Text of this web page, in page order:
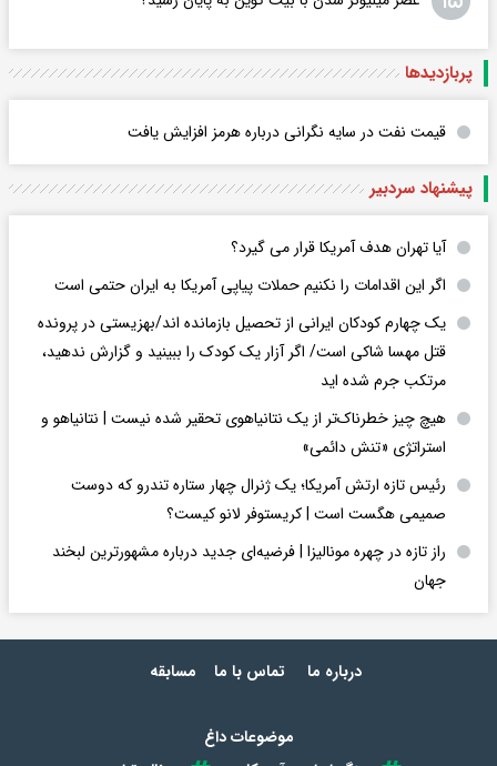
پربازدید‌ها
قیمت نفت در سایه نگرانی درباره هرمز افزایش یافت
پیشنهاد سردبیر
آیا تهران هدف آمریکا قرار می گیرد؟
اگر این اقدامات را نکنیم حملات پیاپی آمریکا به ایران حتمی است
یک چهارم کودکان ایرانی از تحصیل بازمانده اند/بهزیستی در پرونده
قتل مهسا شاکی است/ اگر آزار یک کودک را ببینید و گزارش ندهید،
مرتکب جرم شده اید
هیچ چیز خطرناک‌تر از یک نتانیاهوی تحقیر شده نیست | نتانیاهو و
استراتژی «تنش دائمی»
رئیس تازه ارتش آمریکا؛ یک ژنرال چهار ستاره تندرو که دوست
صمیمی هگست است | کریستوفر لانو کیست؟
راز تازه در چهره مونالیزا | فرضیه‌ای جدید درباره مشهورترین لبخند
جهان
درباره ما تماس با ما مسابقه
موضوعات داغ